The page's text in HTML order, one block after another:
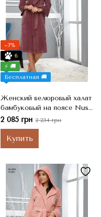
−7%
6
⚡ 🚚
Бесплатная 🚚
Женский велюровый халат
бамбуковый на поясе Nusa
ns 0359 murdum S
2 085 грн 2 234 грн
Купить